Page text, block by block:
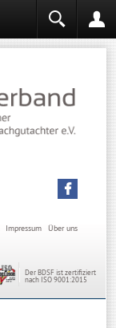
Über uns
Impressum
Der BDSF ist zertifiziert
nach ISO 9001:2015